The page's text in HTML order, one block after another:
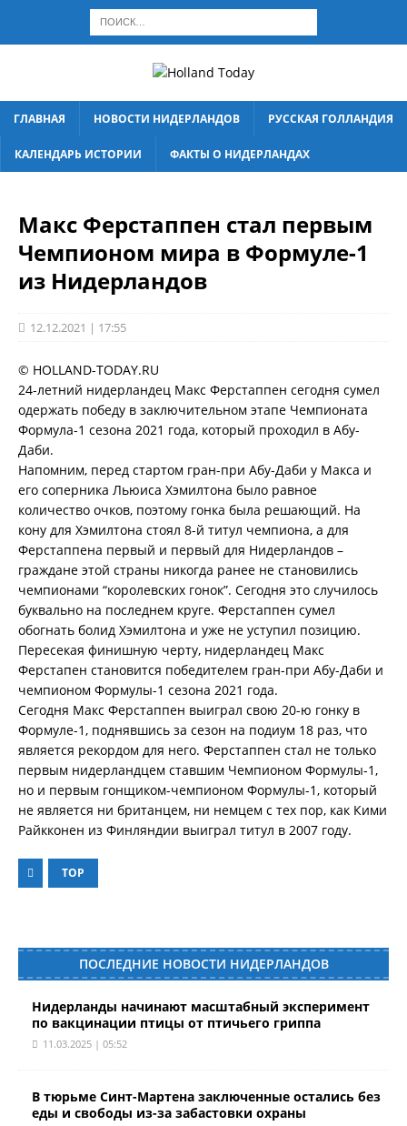
ГЛАВНАЯ НОВОСТИ НИДЕРЛАНДОВ РУССКАЯ ГОЛЛАНДИЯ
КАЛЕНДАРЬ ИСТОРИИ ФАКТЫ О НИДЕРЛАНДАХ
Макс Ферстаппен стал первым
Чемпионом мира в Формуле-1
из Нидерландов
12.12.2021 | 17:55
© HOLLAND-TODAY.RU
24-летний нидерландец Макс Ферстаппен сегодня сумел
одержать победу в заключительном этапе Чемпионата
Формула-1 сезона 2021 года, который проходил в Абу-
Даби.
Напомним, перед стартом гран-при Абу-Даби у Макса и
его соперника Льюиса Хэмилтона было равное
количество очков, поэтому гонка была решающий. На
кону для Хэмилтона стоял 8-й титул чемпиона, а для
Ферстаппена первый и первый для Нидерландов –
граждане этой страны никогда ранее не становились
чемпионами “королевских гонок”. Сегодня это случилось
буквально на последнем круге. Ферстаппен сумел
обогнать болид Хэмилтона и уже не уступил позицию.
Пересекая финишную черту, нидерландец Макс
Ферстапен становится победителем гран-при Абу-Даби и
чемпионом Формулы-1 сезона 2021 года.
Сегодня Макс Ферстаппен выиграл свою 20-ю гонку в
Формуле-1, поднявшись за сезон на подиум 18 раз, что
является рекордом для него. Ферстаппен стал не только
первым нидерландцем ставшим Чемпионом Формулы-1,
но и первым гонщиком-чемпионом Формулы-1, который
не является ни британцем, ни немцем с тех пор, как Кими
Райкконен из Финляндии выиграл титул в 2007 году.
TOP
ПОСЛЕДНИЕ НОВОСТИ НИДЕРЛАНДОВ
Нидерланды начинают масштабный эксперимент
по вакцинации птицы от птичьего гриппа
11.03.2025 | 05:52
В тюрьме Синт-Мартена заключенные остались без
еды и свободы из-за забастовки охраны